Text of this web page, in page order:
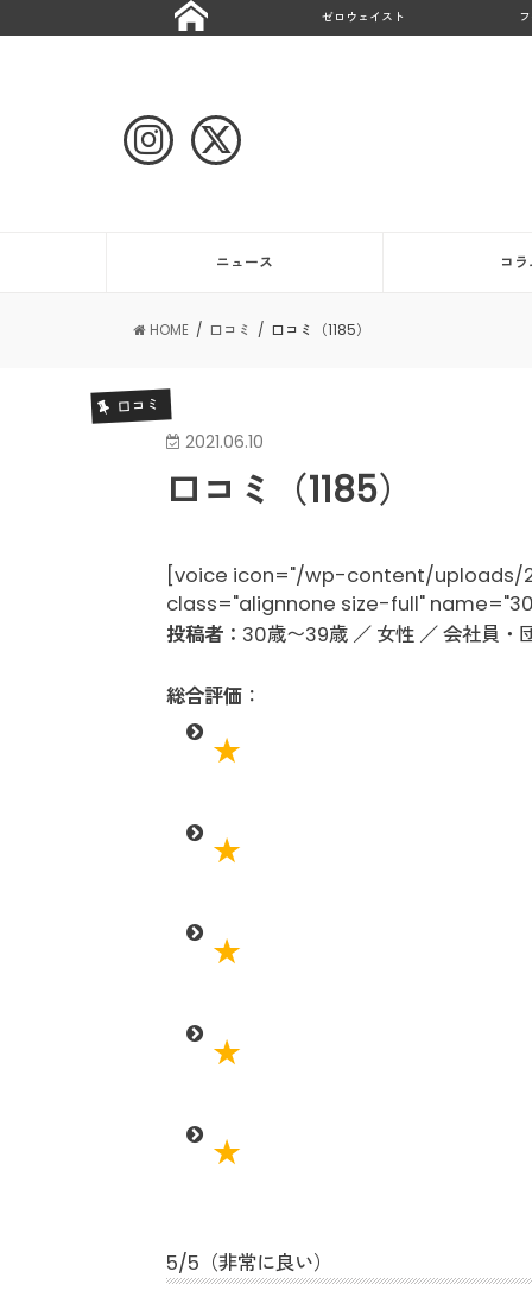
ゼロウェイスト
ニュース コ
HOME 口コミ 口コミ（1185）
口コミ
2021.06.10
口コミ（1185）
[voice icon="/wp-content/uploads/
class="alignnone size-full"
投稿者： 30歳〜39歳 ／ 女性 ／ 会社員・
総合評価 ：
5/5 （非常に良い）